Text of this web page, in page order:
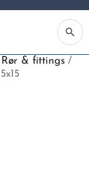
search
Rør & fittings